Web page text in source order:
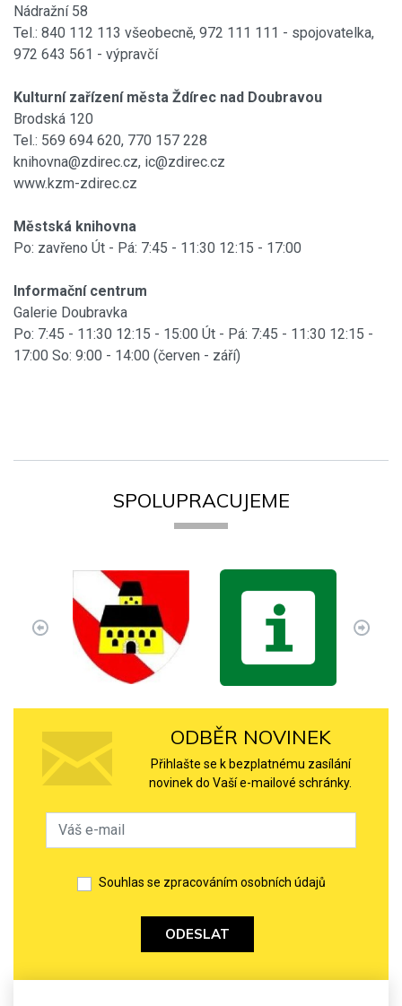
Nádražní 58
Tel.: 840 112 113 všeobecně, 972 111 111 - spojovatelka,
972 643 561 - výpravčí
Kulturní zařízení města Ždírec nad Doubravou
Brodská 120
Tel.: 569 694 620, 770 157 228
knihovna@zdirec.cz, ic@zdirec.cz
www.kzm-zdirec.cz
Městská knihovna
Po: zavřeno Út - Pá: 7:45 - 11:30 12:15 - 17:00
Informační centrum
Galerie Doubravka
Po: 7:45 - 11:30 12:15 - 15:00 Út - Pá: 7:45 - 11:30 12:15 -
17:00 So: 9:00 - 14:00 (červen - září)
SPOLUPRACUJEME
ODBĚR NOVINEK
Přihlašte se k bezplatnému zasílání
novinek do Vaší e-mailové schránky.
Souhlas se zpracováním osobních údajů
ODESLAT